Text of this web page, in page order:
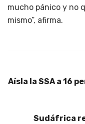
mucho pánico y no
mismo”, afirma.
Aísla la SSA a 16
Sudáfrica